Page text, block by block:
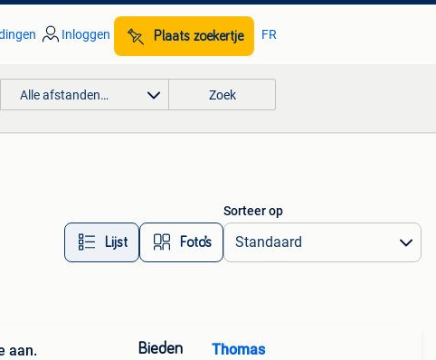
Inloggen Plaats zoekertje FR
Alle afstanden… Zoek
Lijst Foto’s
Sorteer op
aan. Bieden Thomas